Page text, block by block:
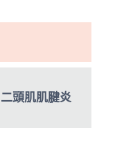
二頭肌肌腱炎